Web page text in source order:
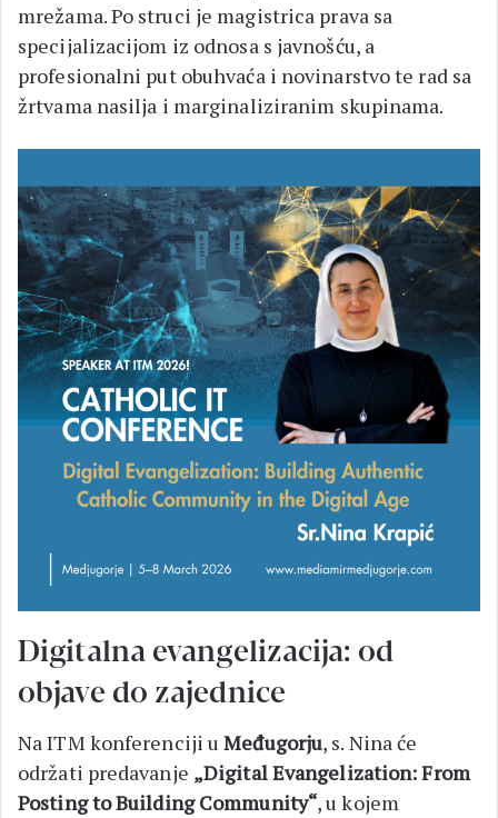
mrežama. Po struci je magistrica prava sa
specijalizacijom iz odnosa s javnošću, a
profesionalni put obuhvaća i novinarstvo te rad sa
žrtvama nasilja i marginaliziranim skupinama.
Digitalna evangelizacija: od
objave do zajednice
Na ITM konferenciji uMeđugorju, s. Nina će
održati predavanje „Digital Evangelization: From
Posting to Building Community“, u kojem